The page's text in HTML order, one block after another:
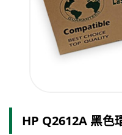
HP Q2612A 黑色